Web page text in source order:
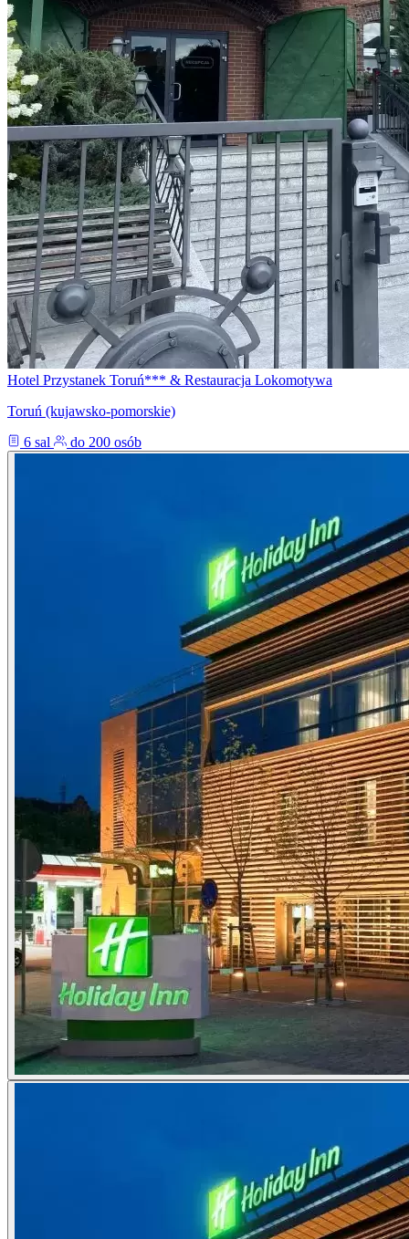
Hotel Przystanek Toruń*** & Restauracja Lokomotywa
Toruń (kujawsko-pomorskie)
6 sal
do 200 osób